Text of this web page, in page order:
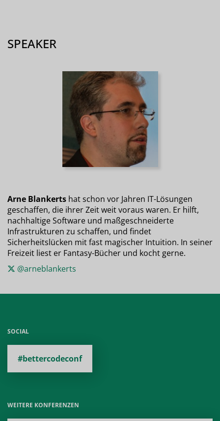
SPEAKER
Arne Blankerts hat schon vor Jahren IT-Lösungen
geschaffen, die ihrer Zeit weit voraus waren. Er hilft,
nachhaltige Software und maßgeschneiderte
Infrastrukturen zu schaffen, und findet
Sicherheitslücken mit fast magischer Intuition. In seiner
Freizeit liest er Fantasy-Bücher und kocht gerne.
@arneblankerts
SOCIAL
#bettercodeconf
WEITERE KONFERENZEN